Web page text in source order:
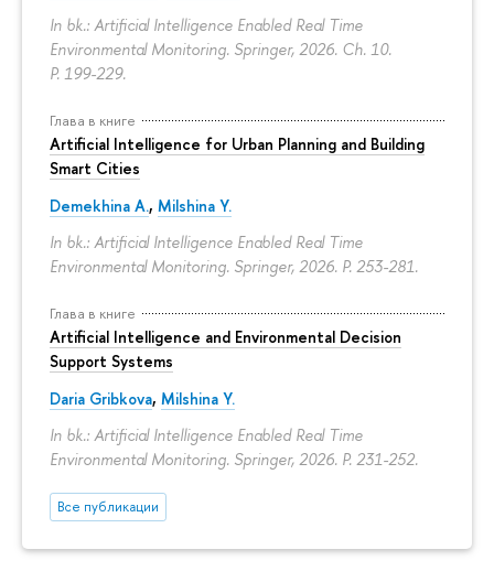
In bk.: Artificial Intelligence Enabled Real Time
Environmental Monitoring. Springer, 2026. Ch. 10.
P. 199-229.
Глава в книге
Artificial Intelligence for Urban Planning and Building
Smart Cities
Demekhina A., Milshina Y.
In bk.: Artificial Intelligence Enabled Real Time
Environmental Monitoring. Springer, 2026. P. 253-281.
Глава в книге
Artificial Intelligence and Environmental Decision
Support Systems
Daria Gribkova, Milshina Y.
In bk.: Artificial Intelligence Enabled Real Time
Environmental Monitoring. Springer, 2026. P. 231-252.
Все публикации